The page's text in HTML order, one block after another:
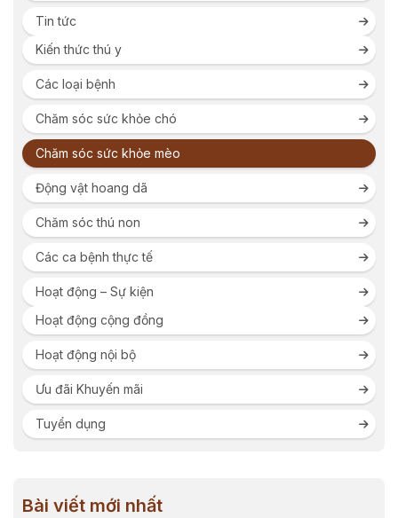
Tin tức
Kiến thức thú y
Các loại bệnh
Chăm sóc sức khỏe chó
Chăm sóc sức khỏe mèo
Động vật hoang dã
Chăm sóc thú non
Các ca bệnh thực tế
Hoạt động – Sự kiện
Hoạt động cộng đồng
Hoạt động nội bộ
Ưu đãi Khuyến mãi
Tuyển dụng
Bài viết mới nhất